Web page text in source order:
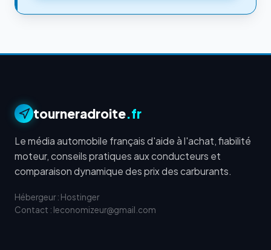
tourneradroite.fr
Le média automobile français d'aide à l'achat, fiabilité
moteur, conseils pratiques aux conducteurs et
comparaison dynamique des prix des carburants.
Hébergeur : Hostinger
Contact : leconomizeur@gmail.com